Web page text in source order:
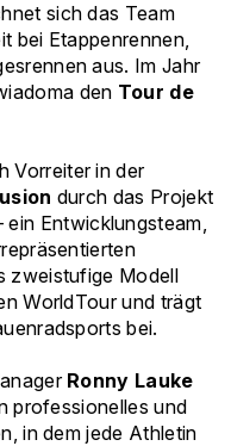
sich das Team
bei Etappenrennen,
aus. Im Jahr
den Tour de
Vorreiter in der
durch das Projekt
ein Entwicklungsteam,
zweistufige Modell
WorldTour und trägt
bei.
Ronny Lauke
professionelles und
in dem jede Athletin